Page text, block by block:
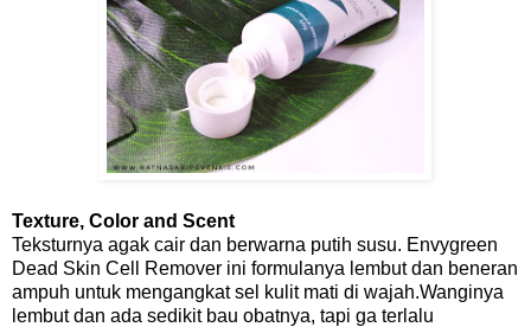
Texture, Color and Scent
Teksturnya agak cair dan berwarna putih susu. Envygreen
Dead Skin Cell Remover ini formulanya lembut dan beneran
ampuh untuk mengangkat sel kulit mati di wajah.Wanginya
lembut dan ada sedikit bau obatnya, tapi ga terlalu